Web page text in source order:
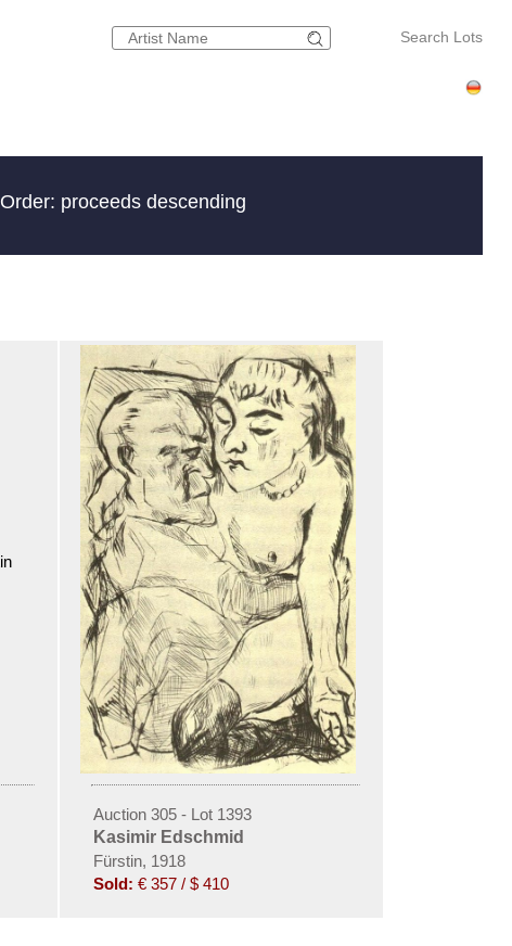
Search Lots
Order: proceeds descending
Auction 305 - Lot 1393
Kasimir Edschmid
Fürstin, 1918
Sold: € 357 / $ 410